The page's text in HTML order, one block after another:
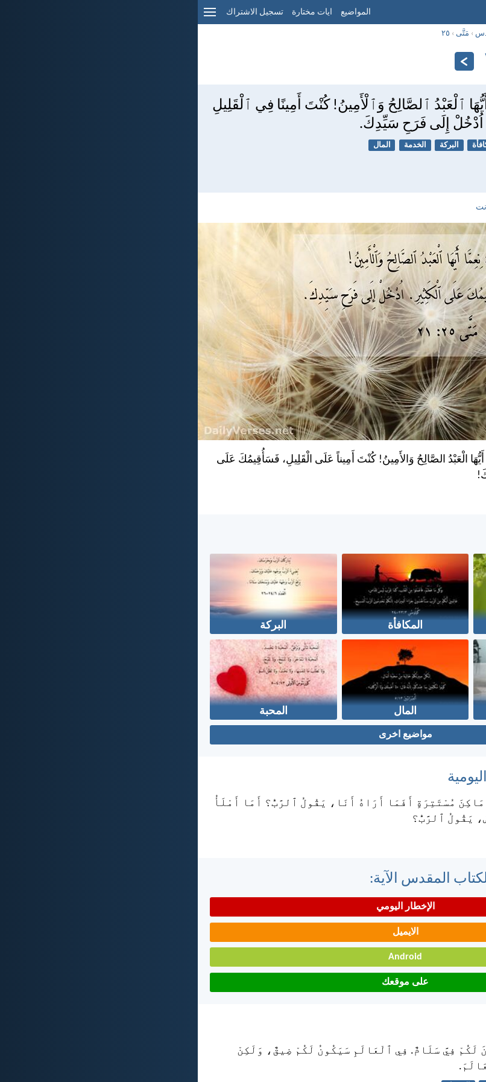
المواضيع ايات مختارة تسجيل الاشتراك
› مَتَّى › ٢٥
ٱلْعَبْدُ ٱلصَّالِحُ وَٱلْأَمِينُ! كُنْتَ أَمِينًا فِي ٱلْقَلِيلِ
اُدْخُلْ إِلَى فَرَحِ سَيِّدِكَ.
البركة الخدمة المال
الْعَبْدُ الصَّالِحُ وَالأَمِينُ! كُنْتَ أَمِيناً عَلَى الْقَلِيلِ، فَسَأُقِيمُكَ عَلَى
المكافأة البركة
المال المحبة
مواضيع اخرى
مُسْتَتِرَةٍ أَفَمَا أَرَاهُ أَنَا، يَقُولُ ٱلرَّبُّ؟ أَمَا أَمْلَأُ
يَقُولُ ٱلرَّبُّ؟
المقدس الآية:
الإخطار اليومي
الايميل
Android
على موقعك
لَكُمْ فِيَّ سَلَامٌ. فِي ٱلْعَالَمِ سَيَكُونُ لَكُمْ ضِيقٌ، وَلَكِنْ